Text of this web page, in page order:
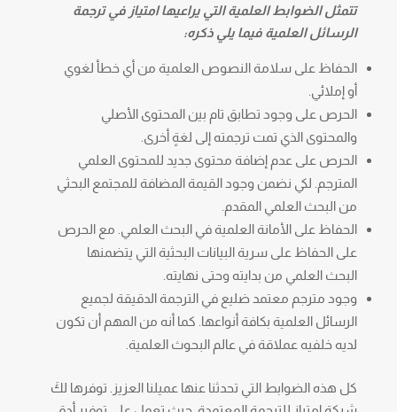
تتمثل الضوابط العلمية التي يراعيها امتياز في ترجمة
الرسائل العلمية فيما يلي ذكره:
الحفاظ على سلامة النصوص العلمية من أي خطأ لغوي
أو إملائي.
الحرص على وجود تطابق تام بين المحتوى الأصلي
والمحتوى الذي تمت ترجمته إلى لغةٍ أخرى.
الحرص على عدم إضافة محتوى جديد للمحتوى العلمي
المترجم. لكي نضمن وجود القيمة المضافة للمجتمع البحثي
من البحث العلمي المقدم.
الحفاظ على الأمانة العلمية في البحث العلمي. مع الحرص
على الحفاظ على سرية البيانات البحثية التي يتضمنها
البحث العلمي من بدايته وحتى نهايته.
وجود مترجم معتمد ضليع في الترجمة الدقيقة لجميع
الرسائل العلمية بكافة أنواعها. كما أنه من المهم أن تكون
لديه خلفيه عملاقة في عالم البحوث العلمية.
كل هذه الضوابط التي تحدثنا عنها عميلنا العزيز. توفرها لكَ